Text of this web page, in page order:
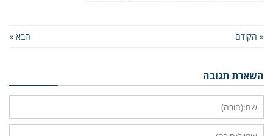
« הקודם הבא »
השארת תגובה